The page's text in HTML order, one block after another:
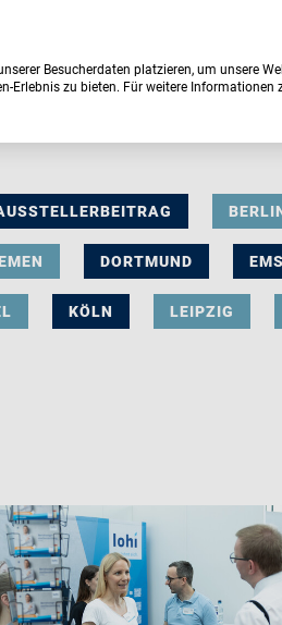
DORTMUND
KÖLN LEIPZIG
Besucherdaten platzieren, um unsere
Erlebnis zu bieten. Für weitere